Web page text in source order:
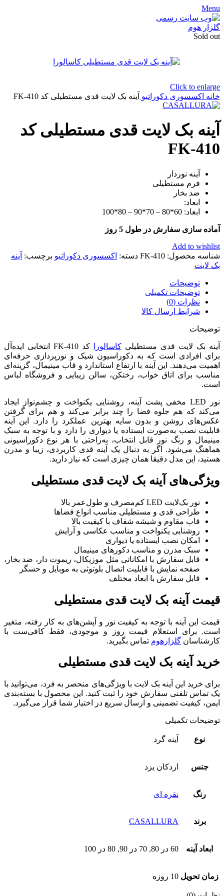
Menu
Sold out
Click to enlarge
خانه اکسسوری دکوراتیو آینه بک لایت قدی مستطیلی کد FK-410
آینه بک لایت قدی مستطیلی کد
FK-410
آینه نوردار
فرم مستطیلی
ضد بخار
ابعاد:
ابعاد: 60*80 – 70*90 – 80*100
آماده سازی سفارش در طول 5 روز
Add to wishlist
شناسه محصول: FK-410 دسته: اکسسوری دکوراتیو برچسب: آینه
بک لایت
توضیحات
توضیحات تکمیلی
نظرات (0)
شرایط ارسال کالا
توضیحات
آینه بک لایت قدی مستطیلی کاسالورا
کد FK-410 انتخابی ایده‌آل
برای افرادی است که به دکوراسیون شیک و نورپردازی حرفه‌ای
اهمیت می‌دهند. این آینه با ارتفاع استاندارد و قاب مینیمال، گزینه‌ای
مناسب برای اتاق خواب، رختکن، سالن زیبایی و فروشگاه لباس
است.
نور LED مخفی پشت آینه، روشنایی یکنواخت و چشم‌نواز ایجاد
می‌کند که هم جلوه فضا را چند برابر می‌کند و هم برای گرفتن
عکس‌های روشن و بدون سایه بهترین عملکرد را دارد. این آینه
قابلیت نصب به‌صورت ایستاده یا دیواری را دارد و با توجه به سبک
مینیمال و رنگ نور قابل انتخاب، به‌راحتی با هر نوع دکوراسیونی
هماهنگ می‌شود. اگر به دنبال یک آینه قدی کاربردی، زیبا و مدرن
هستید، این مدل دقیقا همان چیزی است که نیاز دارید.
ویژگی‌های آینه بک لایت قدی مستطیلی
نور بک‌لایت LED کم‌مصرف و طول‌عمر بالا
طراحی قدی و مستطیلی مناسب انواع فضاها
قاب مقاوم و شیشه شفاف با کیفیت بالا
روشنایی یکنواخت و مناسب عکاسی و آرایش
امکان نصب ایستاده یا دیواری
سبک مدرن و مناسب دکورهای مینیمال
قابل سفارش با امکاناتی مثل موزیکال، ریموت دار، ضد بخار،
صفحه نمایش با قابلیت اتصال بلوتوثی به موبایل و حسگر
قابل سفارش با ابعاد مختلف
قیمت آینه بک لایت قدی مستطیلی
قیمت این آینه با توجه به کیفیت نور و آپشن‌های به کار رفته، متغیر
است. برای استعلام قیمت روز و موجودی، فقط کافی‌ست با
کارشناسان گلزارهوم تماس بگیرید.
خرید آینه بک لایت قدی مستطیلی
برای خرید این آینه بک لایت با ویژگی‌های منحصر به فرد، می‌توانید با
یک تماس تلفنی سفارش خود را ثبت کنید. این محصول با بسته‌بندی
ایمن، کیفیت تضمینی و ارسال سریع در اختیار شما قرار می‌گیرد.
توضیحات تکمیلی
نوع آینه گرد
جنس اردکان یزد
رنگ نقره ای
برند CASALLURA
ابعاد آینه 60 در 80, 70 در 90, 80 در 100
زمان تحویل 10 روزه